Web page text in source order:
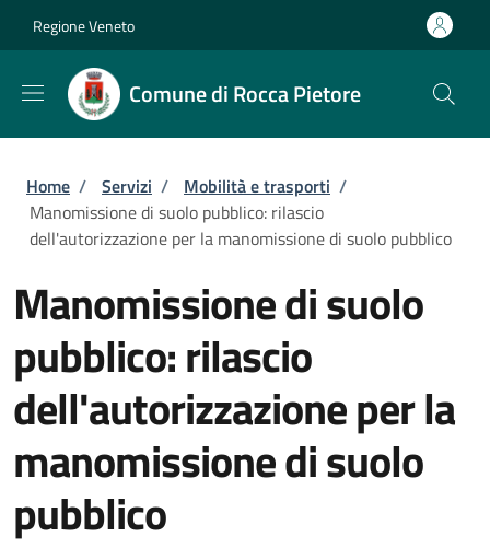
Regione Veneto
Comune di Rocca Pietore
Briciole di pane
Home / Servizi / Mobilità e trasporti /
Manomissione di suolo pubblico: rilascio
dell'autorizzazione per la manomissione di suolo pubblico
Manomissione di suolo
pubblico: rilascio
dell'autorizzazione per la
manomissione di suolo
pubblico